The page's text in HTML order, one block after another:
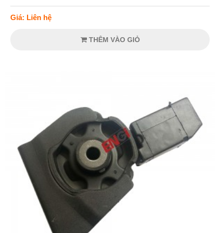
Giá: Liên hệ
THÊM VÀO GIỎ